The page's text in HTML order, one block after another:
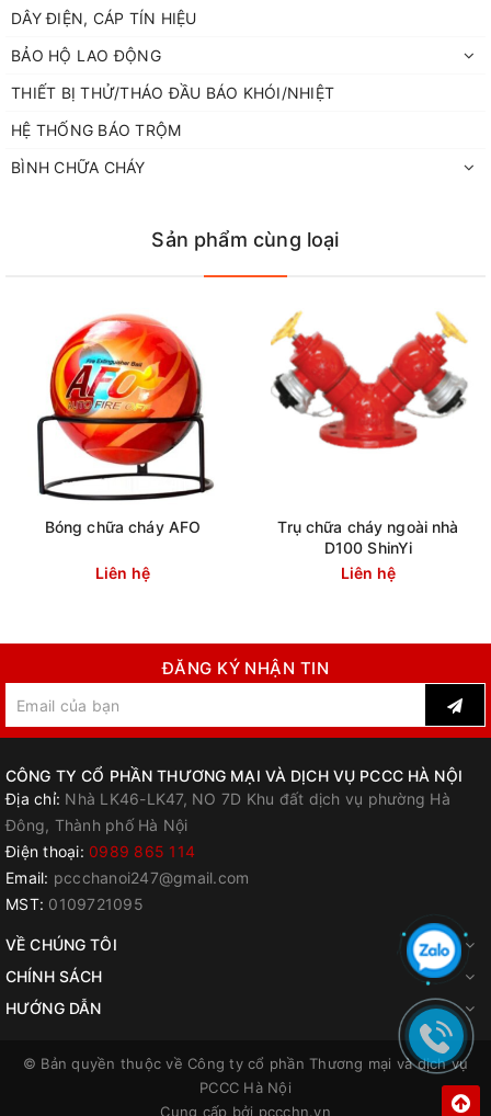
DÂY ĐIỆN, CÁP TÍN HIỆU
BẢO HỘ LAO ĐỘNG
THIẾT BỊ THỬ/THÁO ĐẦU BÁO KHÓI/NHIỆT
HỆ THỐNG BÁO TRỘM
BÌNH CHỮA CHÁY
Sản phẩm cùng loại
Bóng chữa cháy AFO
Liên hệ
Trụ chữa cháy ngoài nhà
D100 ShinYi
Liên hệ
ĐĂNG KÝ NHẬN TIN
CÔNG TY CỔ PHẦN THƯƠNG MẠI VÀ DỊCH VỤ PCCC HÀ NỘI
Địa chỉ: Nhà LK46-LK47, NO 7D Khu đất dịch vụ phường Hà
Đông, Thành phố Hà Nội
Điện thoại: 0989 865 114
Email: pccchanoi247@gmail.com
MST: 0109721095
VỀ CHÚNG TÔI
CHÍNH SÁCH
HƯỚNG DẪN
© Bản quyền thuộc về Công ty cổ phần Thương mại và dịch vụ
PCCC Hà Nội
Cung cấp bởi pccchn.vn